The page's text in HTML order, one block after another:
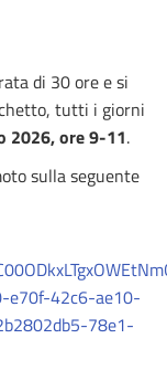
di 30 ore e si
tutti i giorni
2026, ore 9-11.
sulla seguente
e70f-42c6-ae10-
78e1-